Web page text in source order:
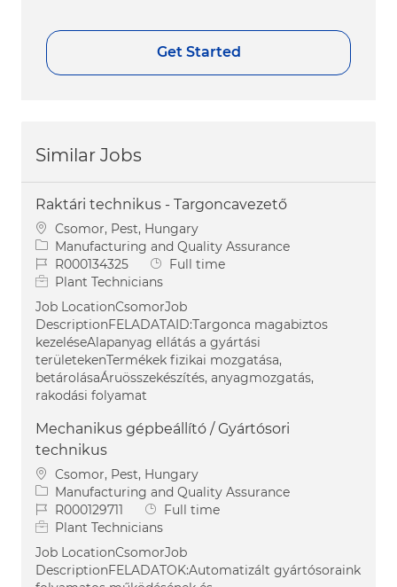
Get Started
Similar Jobs
Raktári technikus - Targoncavezető
Location
Csomor, Pest, Hungary
Category
Manufacturing and Quality Assurance
Job IdR000134325 Job Type
Full time
Plant Technicians
Job LocationCsomorJob
DescriptionFELADATAID:Targonca magabiztos
kezeléseAlapanyag ellátás a gyártási
területekenTermékek fizikai mozgatása,
betárolásaÁruösszekészítés, anyagmozgatás,
rakodási folyamat
Mechanikus gépbeállító / Gyártósori
technikus
Location
Csomor, Pest, Hungary
Category
Manufacturing and Quality Assurance
Job IdR000129711 Job Type
Full time
Plant Technicians
Job LocationCsomorJob
DescriptionFELADATOK:Automatizált gyártósoraink